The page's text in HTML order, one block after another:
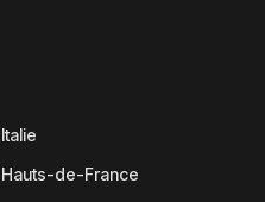
de-France